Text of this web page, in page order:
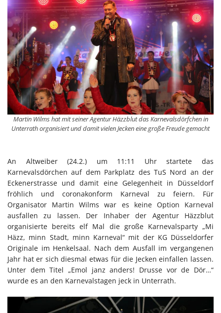
Martin Wilms hat mit seiner Agentur Häzzblut das Karnevalsdörfchen in
Unterrath organisiert und damit vielen Jecken eine große Freude gemacht
An Altweiber (24.2.) um 11:11 Uhr startete das
Karnevalsdörchen auf dem Parkplatz des TuS Nord an der
Eckenerstrasse und damit eine Gelegenheit in Düsseldorf
fröhlich und coronakonform Karneval zu feiern. Für
Organisator Martin Wilms war es keine Option Karneval
ausfallen zu lassen. Der Inhaber der Agentur Häzzblut
organisierte bereits elf Mal die große Karnevalsparty „Mi
Häzz, minn Stadt, minn Karneval“ mit der KG Düsseldorfer
Originale im Henkelsaal. Nach dem Ausfall im vergangenen
Jahr hat er sich diesmal etwas für die Jecken einfallen lassen.
Unter dem Titel „Emol janz anders! Drusse vor de Dör…“
wurde es an den Karnevalstagen jeck in Unterrath.